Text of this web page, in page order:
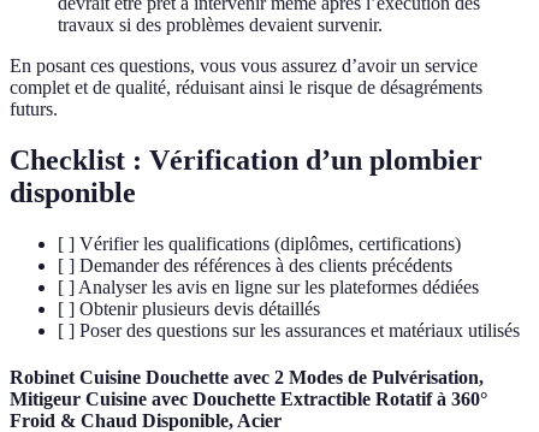
travaux si des problèmes devaient survenir.
En posant ces questions, vous vous assurez d’avoir un service
complet et de qualité, réduisant ainsi le risque de désagréments
futurs.
Checklist : Vérification d’un plombier
disponible
[ ] Vérifier les qualifications (diplômes, certifications)
[ ] Demander des références à des clients précédents
[ ] Analyser les avis en ligne sur les plateformes dédiées
[ ] Obtenir plusieurs devis détaillés
[ ] Poser des questions sur les assurances et matériaux utilisés
Robinet Cuisine Douchette avec 2 Modes de Pulvérisation,
Mitigeur Cuisine avec Douchette Extractible Rotatif à 360°
Froid & Chaud Disponible, Acier